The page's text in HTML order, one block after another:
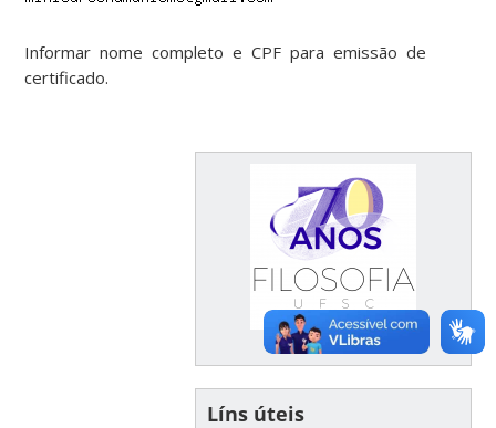
Informar nome completo e CPF para emissão de
certificado.
Líns úteis